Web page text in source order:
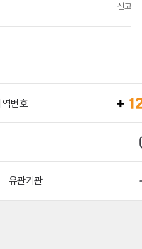
신고
역번호
유관기관